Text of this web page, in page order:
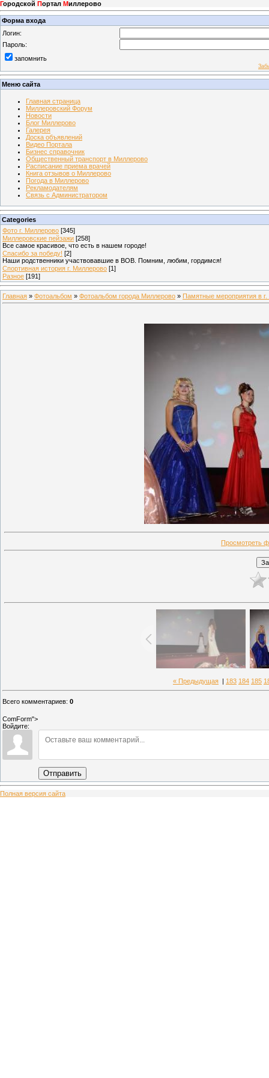
Городской Портал Миллерово
Форма входа
Логин:
Пароль:
запомнить
Меню сайта
Главная страница
Миллеровский Форум
Новости
Блог Миллерово
Галерея
Доска объявлений
Видео Портала
Бизнес справочник
Общественный транспорт в Миллерово
Расписание приема врачей
Книга отзывов о Миллерово
Погода в Миллерово
Рекламодателям
Связь с Администратором
Categories
Фото г. Миллерово [345]
Миллеровские пейзажи [258]
Все самое красивое, что есть в нашем городе!
Спасибо за победу! [2]
Наши родственники участвовавшие в ВОВ. Помним, любим, гордимся!
Спортивная история г. Миллерово [1]
Разное [191]
Главная » Фотоальбом » Фотоальбом города Миллерово » Памятные мероприятия в
Просмотреть
« Предыдущая 183 184 185
Всего комментариев: 0
ComForm">
Войдите:
Отправить
Полная версия сайта